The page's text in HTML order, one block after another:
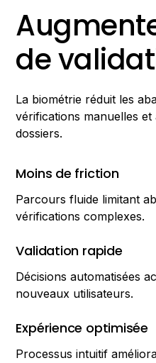
de
La biométrie réduit les
vérifications manuelles
dossiers.
Moins de friction
Parcours fluide limitant
vérifications complexes.
Validation rapide
Décisions automatisées
nouveaux utilisateurs.
Expérience optimisée
Processus intuitif